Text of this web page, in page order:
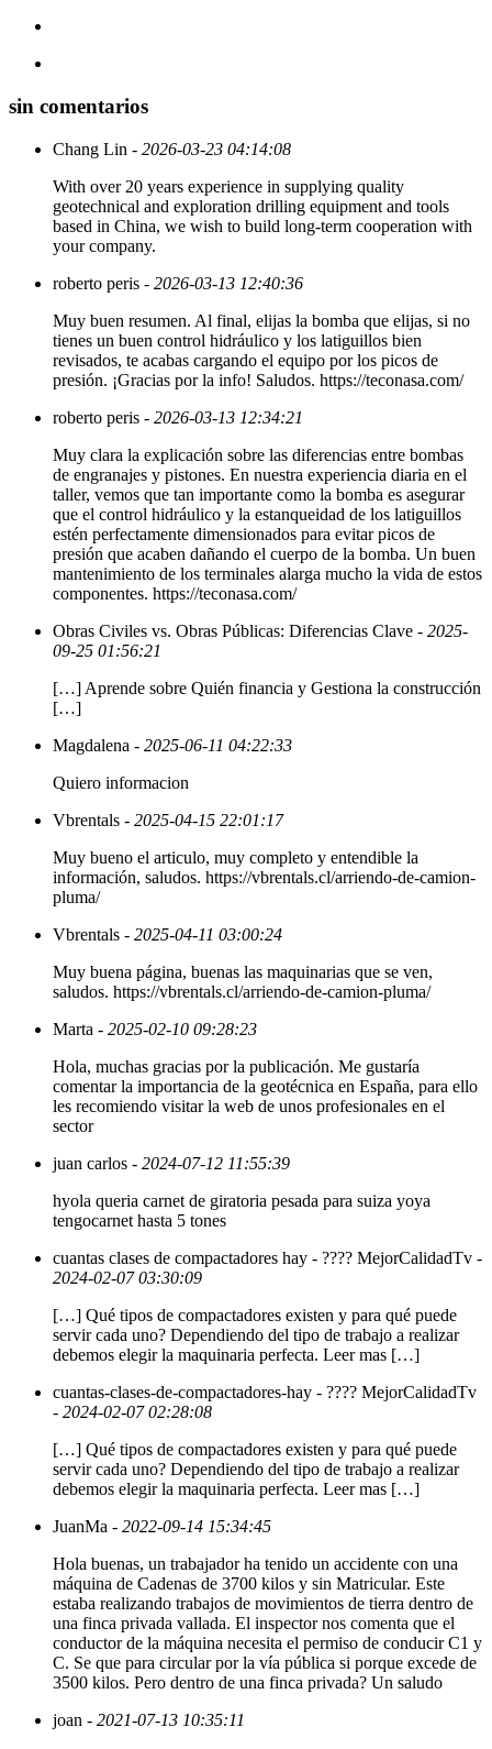
sin comentarios
Chang Lin - 2026-03-23 04:14:08
With over 20 years experience in supplying quality
geotechnical and exploration drilling equipment and tools
based in China, we wish to build long-term cooperation with
your company.
roberto peris - 2026-03-13 12:40:36
Muy buen resumen. Al final, elijas la bomba que elijas, si no
tienes un buen control hidráulico y los latiguillos bien
revisados, te acabas cargando el equipo por los picos de
presión. ¡Gracias por la info! Saludos. https://teconasa.com/
roberto peris - 2026-03-13 12:34:21
Muy clara la explicación sobre las diferencias entre bombas
de engranajes y pistones. En nuestra experiencia diaria en el
taller, vemos que tan importante como la bomba es asegurar
que el control hidráulico y la estanqueidad de los latiguillos
estén perfectamente dimensionados para evitar picos de
presión que acaben dañando el cuerpo de la bomba. Un buen
mantenimiento de los terminales alarga mucho la vida de estos
componentes. https://teconasa.com/
Obras Civiles vs. Obras Públicas: Diferencias Clave - 2025-
09-25 01:56:21
[…] Aprende sobre Quién financia y Gestiona la construcción
[…]
Magdalena - 2025-06-11 04:22:33
Quiero informacion
Vbrentals - 2025-04-15 22:01:17
Muy bueno el articulo, muy completo y entendible la
información, saludos. https://vbrentals.cl/arriendo-de-camion-
pluma/
Vbrentals - 2025-04-11 03:00:24
Muy buena página, buenas las maquinarias que se ven,
saludos. https://vbrentals.cl/arriendo-de-camion-pluma/
Marta - 2025-02-10 09:28:23
Hola, muchas gracias por la publicación. Me gustaría
comentar la importancia de la geotécnica en España, para ello
les recomiendo visitar la web de unos profesionales en el
sector
juan carlos - 2024-07-12 11:55:39
hyola queria carnet de giratoria pesada para suiza yoya
tengocarnet hasta 5 tones
cuantas clases de compactadores hay - ???? MejorCalidadTv -
2024-02-07 03:30:09
[…] Qué tipos de compactadores existen y para qué puede
servir cada uno? Dependiendo del tipo de trabajo a realizar
debemos elegir la maquinaria perfecta. Leer mas […]
cuantas-clases-de-compactadores-hay - ???? MejorCalidadTv
- 2024-02-07 02:28:08
[…] Qué tipos de compactadores existen y para qué puede
servir cada uno? Dependiendo del tipo de trabajo a realizar
debemos elegir la maquinaria perfecta. Leer mas […]
JuanMa - 2022-09-14 15:34:45
Hola buenas, un trabajador ha tenido un accidente con una
máquina de Cadenas de 3700 kilos y sin Matricular. Este
estaba realizando trabajos de movimientos de tierra dentro de
una finca privada vallada. El inspector nos comenta que el
conductor de la máquina necesita el permiso de conducir C1 y
C. Se que para circular por la vía pública si porque excede de
3500 kilos. Pero dentro de una finca privada? Un saludo
joan - 2021-07-13 10:35:11